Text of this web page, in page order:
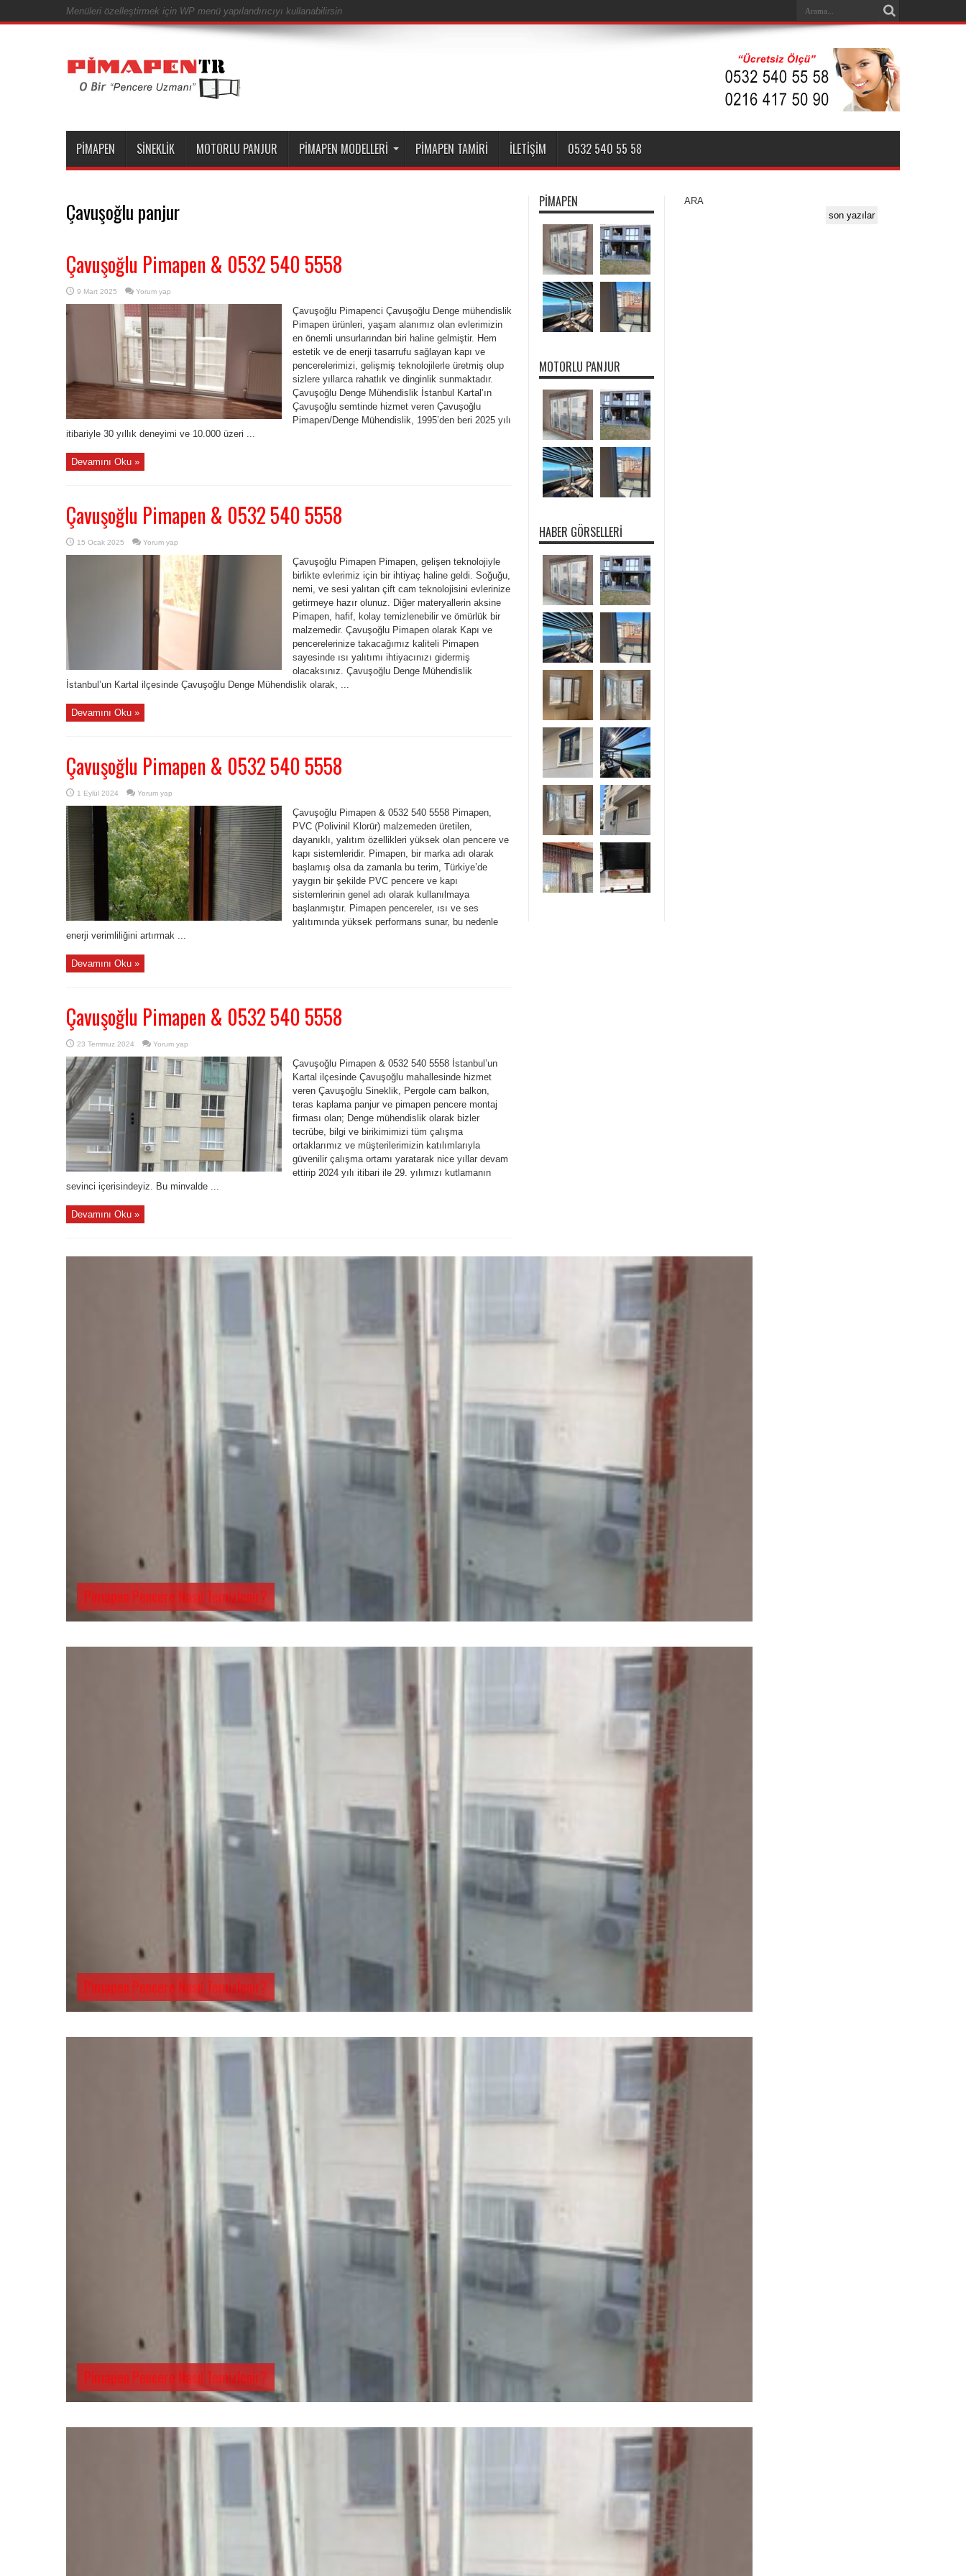
Menüleri özelleştirmek için WP menü yapılandırıcıyı kullanabilirsin
PIMAPEN SINEKLIK MOTORLU PANJUR PIMAPEN MODELLERI PIMAPEN TAMIRI İLETIŞIM 0532 540 55 58
Çavuşoğlu panjur
Çavuşoğlu Pimapen & 0532 540 5558
9 Mart 2025 Yorum yap
Çavuşoğlu Pimapenci Çavuşoğlu Denge mühendislik
Pimapen ürünleri, yaşam alanımız olan evlerimizin
en önemli unsurlarından biri haline gelmiştir. Hem
estetik ve de enerji tasarrufu sağlayan kapı ve
pencerelerimizi, gelişmiş teknolojilerle üretmiş olup
sizlere yıllarca rahatlık ve dinginlik sunmaktadır.
Çavuşoğlu Denge Mühendislik İstanbul Kartal’ın
Çavuşoğlu semtinde hizmet veren Çavuşoğlu
Pimapen/Denge Mühendislik, 1995’den beri 2025 yılı
itibariyle 30 yıllık deneyimi ve 10.000 üzeri ...
Devamını Oku »
Çavuşoğlu Pimapen & 0532 540 5558
15 Ocak 2025 Yorum yap
Çavuşoğlu Pimapen Pimapen, gelişen teknolojiyle
birlikte evlerimiz için bir ihtiyaç haline geldi. Soğuğu,
nemi, ve sesi yalıtan çift cam teknolojisini evlerinize
getirmeye hazır olunuz. Diğer materyallerin aksine
Pimapen, hafif, kolay temizlenebilir ve ömürlük bir
malzemedir. Çavuşoğlu Pimapen olarak Kapı ve
pencerelerinize takacağımız kaliteli Pimapen
sayesinde ısı yalıtımı ihtiyacınızı gidermiş
olacaksınız. Çavuşoğlu Denge Mühendislik
İstanbul’un Kartal ilçesinde Çavuşoğlu Denge Mühendislik olarak, ...
Devamını Oku »
Çavuşoğlu Pimapen & 0532 540 5558
1 Eylül 2024 Yorum yap
Çavuşoğlu Pimapen & 0532 540 5558 Pimapen,
PVC (Polivinil Klorür) malzemeden üretilen,
dayanıklı, yalıtım özellikleri yüksek olan pencere ve
kapı sistemleridir. Pimapen, bir marka adı olarak
başlamış olsa da zamanla bu terim, Türkiye’de
yaygın bir şekilde PVC pencere ve kapı
sistemlerinin genel adı olarak kullanılmaya
başlanmıştır. Pimapen pencereler, ısı ve ses
yalıtımında yüksek performans sunar, bu nedenle
enerji verimliliğini artırmak ...
Devamını Oku »
Çavuşoğlu Pimapen & 0532 540 5558
23 Temmuz 2024 Yorum yap
Çavuşoğlu Pimapen & 0532 540 5558 İstanbul’un
Kartal ilçesinde Çavuşoğlu mahallesinde hizmet
veren Çavuşoğlu Sineklik, Pergole cam balkon,
teras kaplama panjur ve pimapen pencere montaj
firması olan; Denge mühendislik olarak bizler
tecrübe, bilgi ve birikimimizi tüm çalışma
ortaklarımız ve müşterilerimizin katılımlarıyla
güvenilir çalışma ortamı yaratarak nice yıllar devam
ettirip 2024 yılı itibari ile 29. yılımızı kutlamanın
sevinci içerisindeyiz. Bu minvalde ...
Devamını Oku »
PIMAPEN
MOTORLU PANJUR
HABER GÖRSELLERI
ARA
son yazılar
Pimapen Pencere Nasıl Temizlenir?
Pimapen Pencere Nasıl Temizlenir?
Pimapen Pencere Nasıl Temizlenir?